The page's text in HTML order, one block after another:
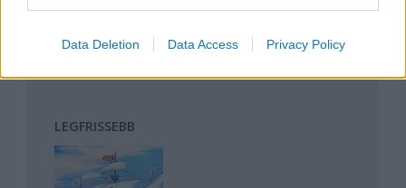
Data Deletion Data Access Privacy Policy
LEGFRISSEBB